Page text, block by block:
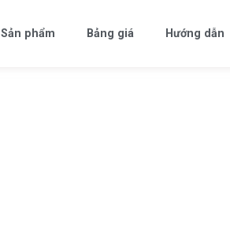
Sản phẩm Bảng giá Hướng dẫn